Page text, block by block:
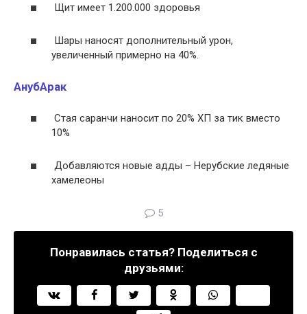
Щит имеет 1.200.000 здоровья
Шары наносят дополнительный урон,
увеличенный примерно на 40%.
АнубАрак
Стая саранчи наносит по 20% ХП за тик вместо
10%
Добавляются новые адды – Нерубские ледяные
хамелеоны
5
Понравилась статья? Поделиться с
друзьями: